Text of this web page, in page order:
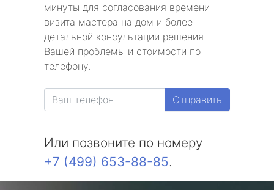
минуты для согласования времени
визита мастера на дом и более
детальной консультации решения
Вашей проблемы и стоимости по
телефону.
Отправить
Или позвоните по номеру
+7 (499) 653-88-85.